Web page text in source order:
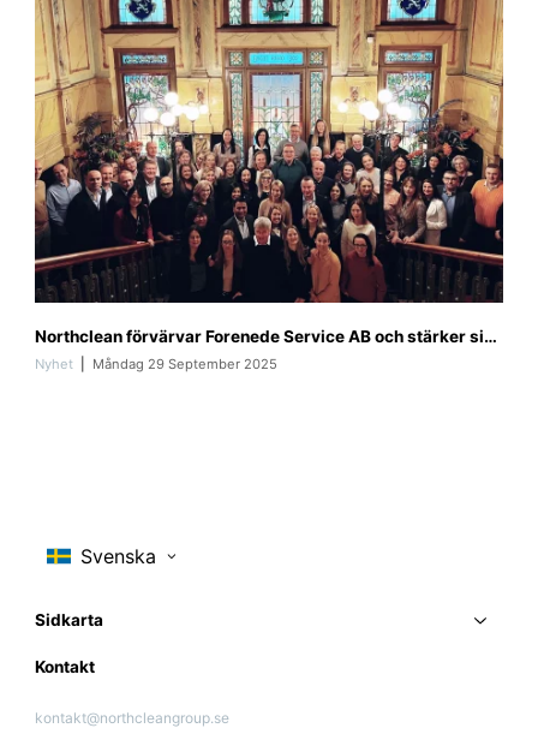
o
r
i
e
Northclean förvärvar Forenede Service AB och stärker sin position i Sverige
Nyhet Måndag 29 September 2025
Sidkarta
Kontakt
kontakt@northcleangroup.se